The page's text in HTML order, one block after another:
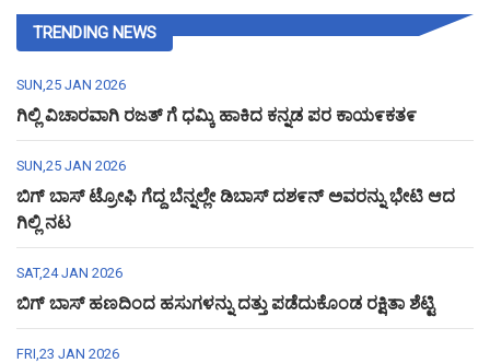
TRENDING NEWS
SUN,25 JAN 2026
ಗಿಲ್ಲಿ ವಿಚಾರವಾಗಿ ರಜತ್ ಗೆ ಧಮ್ಕಿ ಹಾಕಿದ ಕನ್ನಡ ಪರ ಕಾಯ೯ಕತ೯
SUN,25 JAN 2026
ಬಿಗ್ ಬಾಸ್ ಟ್ರೋಫಿ ಗೆದ್ದ ಬೆನ್ನಲ್ಲೇ ಡಿಬಾಸ್ ದಶ೯ನ್ ಅವರನ್ನು ಭೇಟಿ ಆದ
ಗಿಲ್ಲಿ ನಟ
SAT,24 JAN 2026
ಬಿಗ್ ಬಾಸ್ ಹಣದಿಂದ ಹಸುಗಳನ್ನು ದತ್ತು ಪಡೆದುಕೊಂಡ ರಕ್ಷಿತಾ ಶೆಟ್ಟಿ
FRI,23 JAN 2026